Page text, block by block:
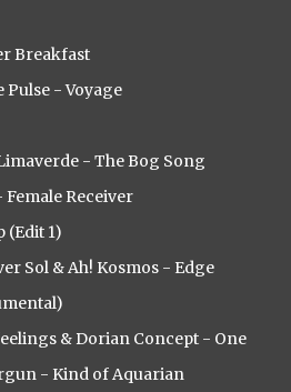
Breakfast
Pulse - Voyage
- The Bog Song
Receiver
(Edit 1)
Sol & Ah! Kosmos - Edge
& Dorian Concept - One
- Kind of Aquarian